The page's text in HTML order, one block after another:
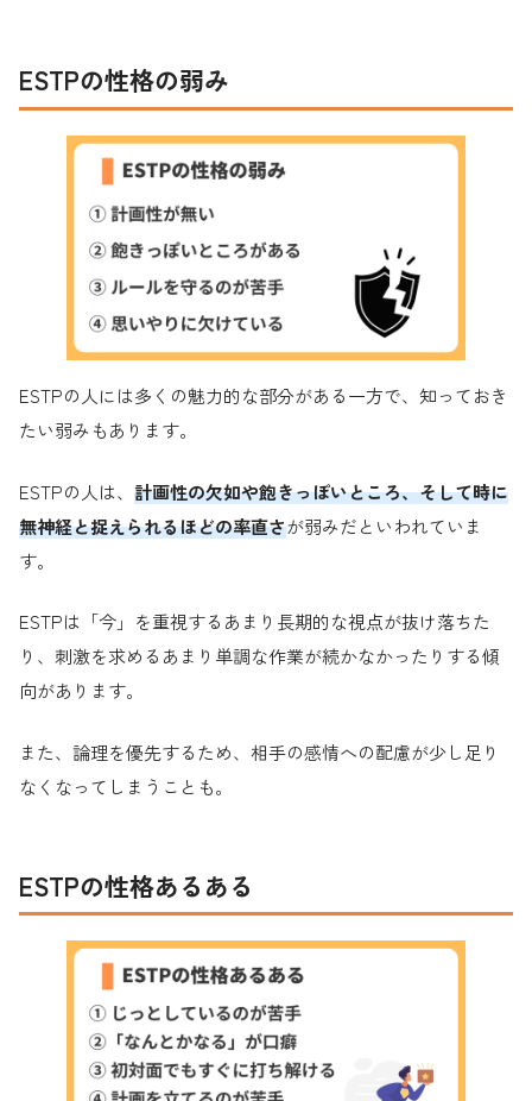
ESTPの性格の弱み
ESTPの人には多くの魅力的な部分がある一方で、知っておき
たい弱みもあります。
ESTPの人は、 計画性の欠如や飽きっぽいところ、そして時に
無神経と捉えられるほどの率直さが弱みだといわれていま
す。
ESTPは「今」を重視するあまり長期的な視点が抜け落ちた
り、刺激を求めるあまり単調な作業が続かなかったりする傾
向があります。
また、論理を優先するため、相手の感情への配慮が少し足り
なくなってしまうことも。
ESTPの性格あるある